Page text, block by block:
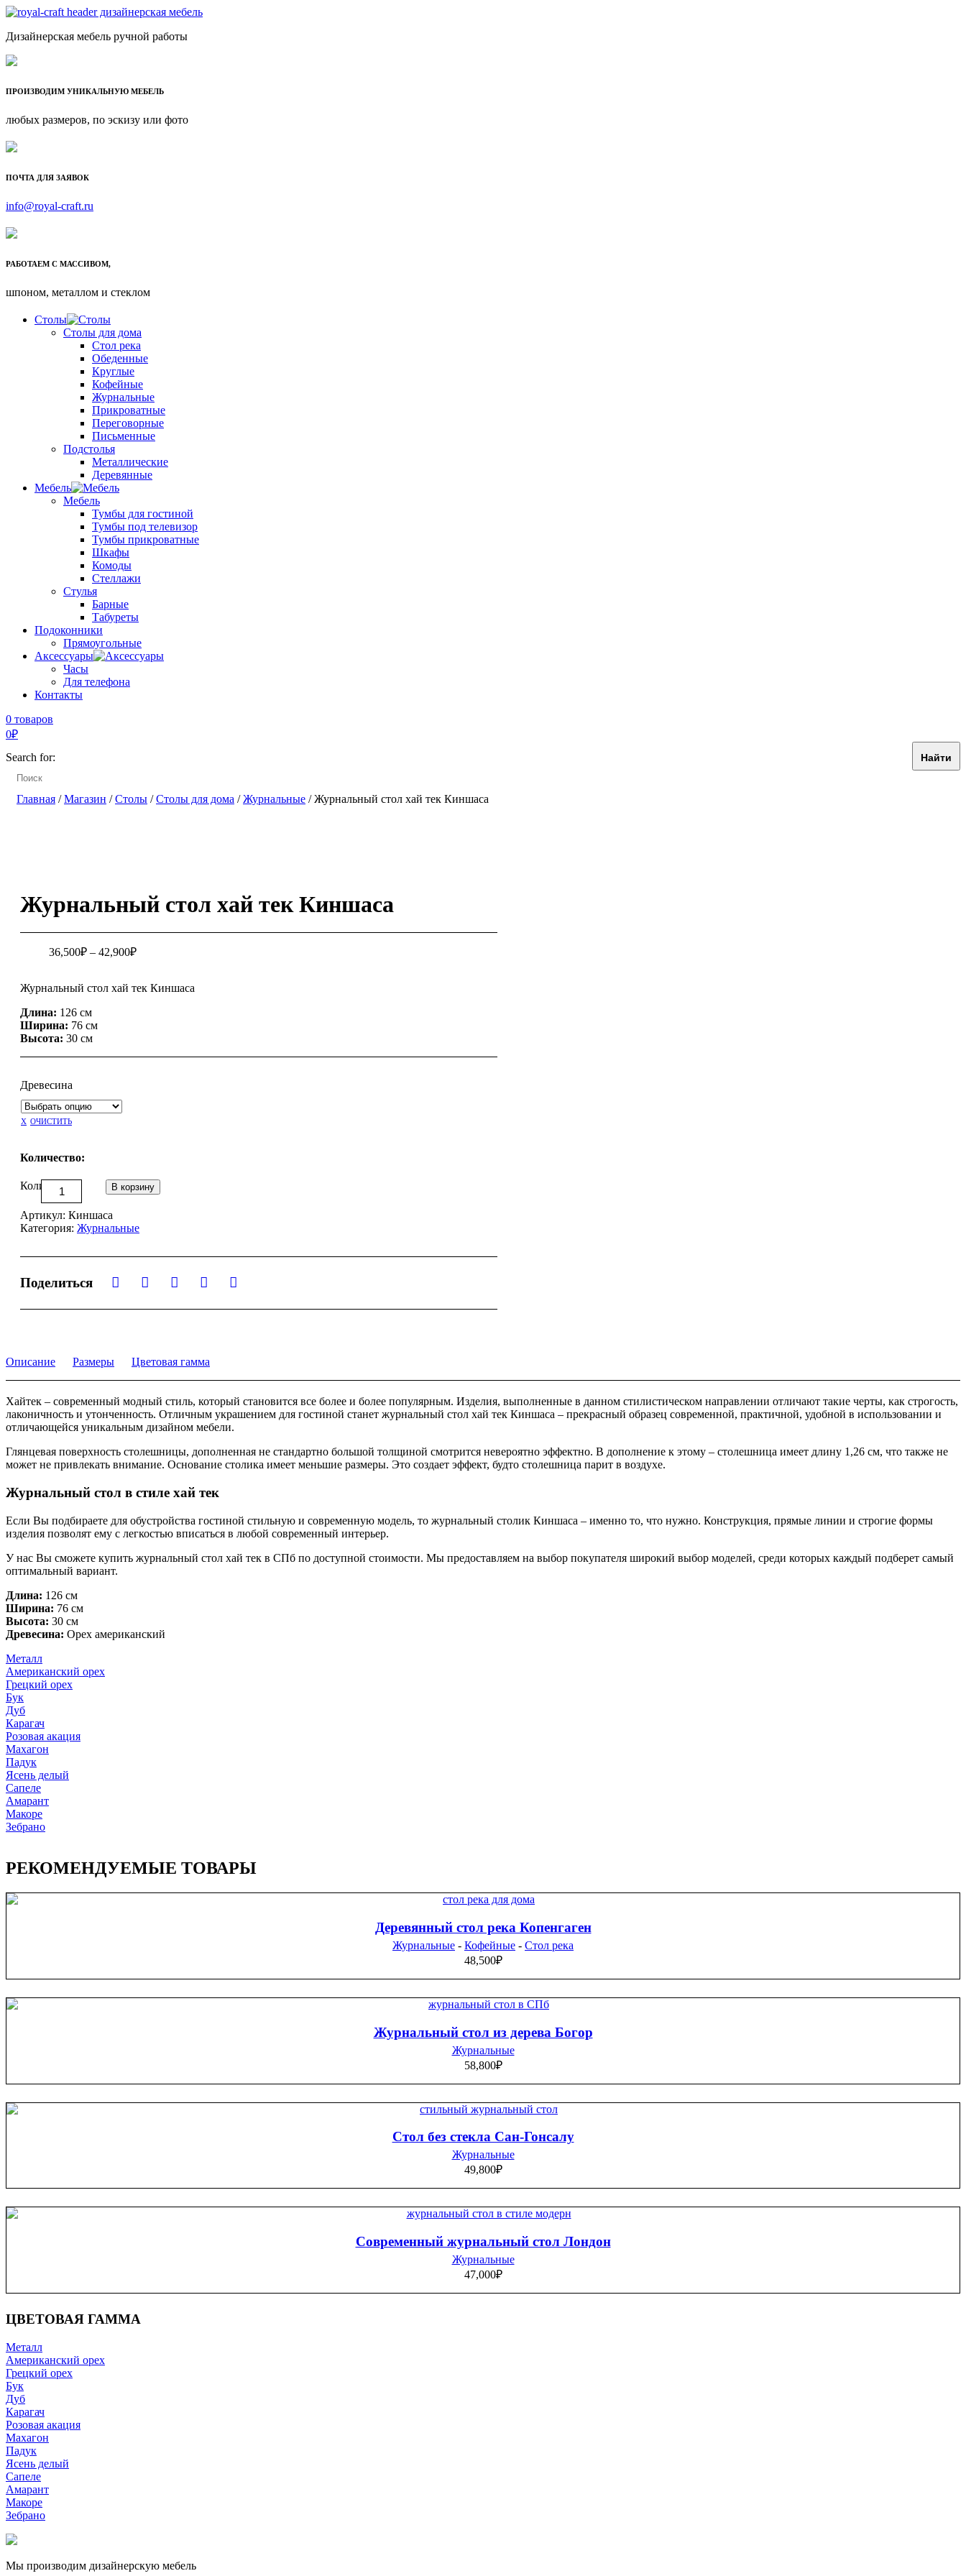
Дизайнерская мебель ручной работы
ПРОИЗВОДИМ УНИКАЛЬНУЮ МЕБЕЛЬ
любых размеров, по эскизу или фото
ПОЧТА ДЛЯ ЗАЯВОК
info@royal-craft.ru
РАБОТАЕМ С МАССИВОМ,
шпоном, металлом и стеклом
Столы
Столы для дома
Стол река
Обеденные
Круглые
Кофейные
Журнальные
Прикроватные
Переговорные
Письменные
Подстолья
Металлические
Деревянные
Мебель
Мебель
Тумбы для гостиной
Тумбы под телевизор
Тумбы прикроватные
Шкафы
Комоды
Стеллажи
Стулья
Барные
Табуреты
Подоконники
Прямоугольные
Аксессуары
Часы
Для телефона
Контакты
0 товаров
0₽
Search for:
Главная /Магазин /Столы /Столы для дома /Журнальные / Журнальный стол хай тек Киншаса
Журнальный стол хай тек Киншаса
36,500₽ – 42,900₽
Журнальный стол хай тек Киншаса
Длина: 126 см
Ширина: 76 см
Высота: 30 см
Древесина
ОЧИСТИТЬ
Количество:
Количество В корзину
Артикул: Киншаса
Категория: Журнальные
Поделиться
Описание Размеры Цветовая гамма
Хайтек – современный модный стиль, который становится все более и более популярным. Изделия, выполненные в данном стилистическом направлении отличают такие черты, как строгость,
лаконичность и утонченность. Отличным украшением для гостиной станет журнальный стол хай тек Киншаса – прекрасный образец современной, практичной, удобной в использовании и
отличающейся уникальным дизайном мебели.
Глянцевая поверхность столешницы, дополненная не стандартно большой толщиной смотрится невероятно эффектно. В дополнение к этому – столешница имеет длину 1,26 см, что также не
может не привлекать внимание. Основание столика имеет меньшие размеры. Это создает эффект, будто столешница парит в воздухе.
Журнальный стол в стиле хай тек
Если Вы подбираете для обустройства гостиной стильную и современную модель, то журнальный столик Киншаса – именно то, что нужно. Конструкция, прямые линии и строгие формы
изделия позволят ему с легкостью вписаться в любой современный интерьер.
У нас Вы сможете купить журнальный стол хай тек в СПб по доступной стоимости. Мы предоставляем на выбор покупателя широкий выбор моделей, среди которых каждый подберет самый
оптимальный вариант.
Длина: 126 см
Ширина: 76 см
Высота: 30 см
Древесина: Орех американский
Металл
Американский орех
Грецкий орех
Бук
Дуб
Карагач
Розовая акация
Махагон
Падук
Ясень делый
Сапеле
Амарант
Макоре
Зебрано
РЕКОМЕНДУЕМЫЕ ТОВАРЫ
Деревянный стол река Копенгаген
Журнальные - Кофейные - Стол река
48,500₽
Журнальный стол из дерева Богор
Журнальные
58,800₽
Стол без стекла Сан-Гонсалу
Журнальные
49,800₽
Современный журнальный стол Лондон
Журнальные
47,000₽
ЦВЕТОВАЯ ГАММА
Металл
Американский орех
Грецкий орех
Бук
Дуб
Карагач
Розовая акация
Махагон
Падук
Ясень делый
Сапеле
Амарант
Макоре
Зебрано
Мы производим дизайнерскую мебель